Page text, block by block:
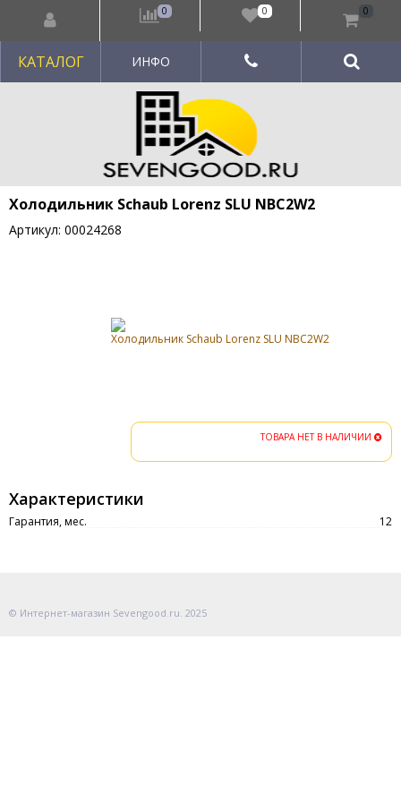
КАТАЛОГ ИНФО
Холодильник Schaub Lorenz SLU NBC2W2
Артикул: 00024268
ТОВАРА НЕТ В НАЛИЧИИ
Характеристики
Гарантия, мес. 12
© Интернет-магазин Sevengood.ru. 2025
0 0 0